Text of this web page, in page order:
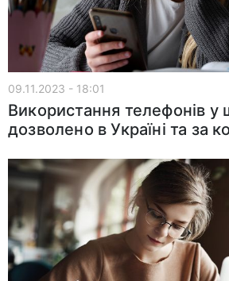
09.11.2023 - 18:01
Використання телефонів у
дозволено в Україні та за